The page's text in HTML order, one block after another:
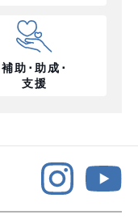
補助･助成･
支援